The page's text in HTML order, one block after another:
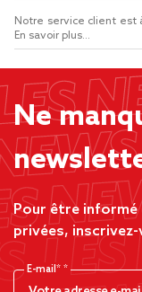
Notre service client est
En savoir plus...
Ne
Pour être
privées,
E-mail*